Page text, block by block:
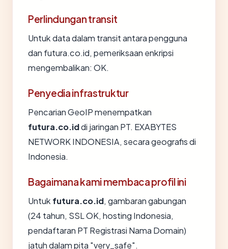
Perlindungan transit
Untuk data dalam transit antara pengguna
dan futura.co.id, pemeriksaan enkripsi
mengembalikan: OK.
Penyedia infrastruktur
Pencarian GeoIP menempatkan
futura.co.iddi jaringan PT. EXABYTES
NETWORK INDONESIA, secara geografis di
Indonesia.
Bagaimana kami membaca profil ini
Untuk futura.co.id, gambaran gabungan
(24 tahun, SSL OK, hosting Indonesia,
pendaftaran PT Registrasi Nama Domain)
jatuh dalam pita "very_safe".